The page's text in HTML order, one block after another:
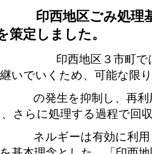
印西地区ごみ処理
策定しました。
３市町では、次
いでいくため、可能な限
抑制し、再利用で
さらに処理する過程で回
は有効に利用して